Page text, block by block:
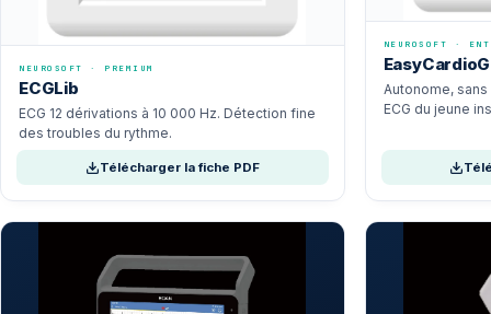
NEUROSOFT · PREMIUM
ECGLib
ECG 12 dérivations à 10 000 Hz. Détection fine
des troubles du rythme.
Télécharger la fiche PDF
NEUROSOFT ·
Autonome,
ECG du jeune